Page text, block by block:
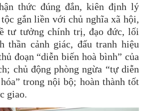
thức đúng đắn, kiên định lý
gắn liền với chủ nghĩa xã hội,
tư tưởng chính trị, đạo đức, lối
thần cảnh giác, đấu tranh hiệu
đoạn “diễn biến hoà bình” của
chủ động phòng ngừa “tự diễn
trong nội bộ; hoàn thành tốt
giao.